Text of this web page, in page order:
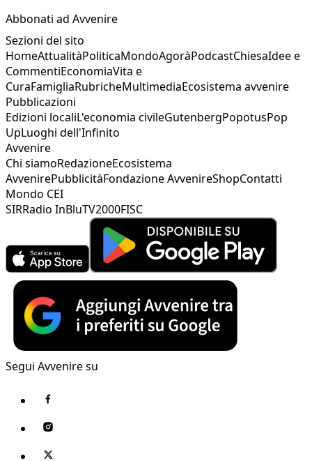
Abbonati ad Avvenire
Sezioni del sito
HomeAttualitàPoliticaMondoAgoràPodcastChiesaIdee e
CommentiEconomiaVita e
CuraFamigliaRubricheMultimediaEcosistema avvenire
Pubblicazioni
Edizioni localiL'economia civileGutenbergPopotusPop
UpLuoghi dell'Infinito
Avvenire
Chi siamoRedazioneEcosistema
AvvenirePubblicitàFondazione AvvenireShopContatti
Mondo CEI
SIRRadio InBluTV2000FISC
Segui Avvenire su